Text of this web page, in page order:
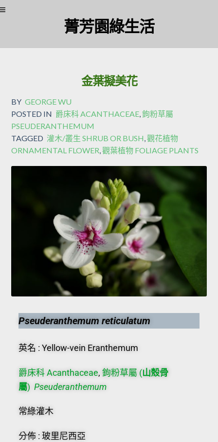
菁芳園綠生活
金葉擬美花
BY GEORGE WU
POSTED IN 爵床科 ACANTHACEAE,鉤粉草屬
PSEUDERANTHEMUM
TAGGED 灌木/叢生 SHRUB OR BUSH,觀花植物
ORNAMENTAL FLOWER,觀葉植物 FOLIAGE PLANTS
Pseuderanthemum reticulatum
英名 : Yellow-vein Eranthemum
爵床科 Acanthaceae, 鉤粉草屬 (山殼骨
屬) Pseuderanthemum
常綠灌木
分佈 : 玻里尼西亞